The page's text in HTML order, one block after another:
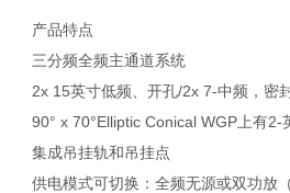
产品特点
三分频全频主通道系统
2x 15英寸低频、开孔/2x 7-中频，密
90° x 70°Elliptic Conical WGP上有2-
集成吊挂轨和吊挂点
供电模式可切换：全频无源或双功放